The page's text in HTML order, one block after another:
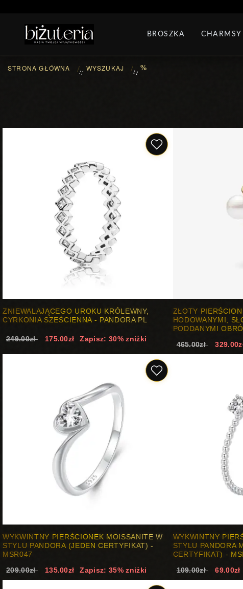
BROSZKA CHARMSY
STRONA GŁÓWNA ::WYSZUKAJ ::%
ZNIEWALAJĄCEGO UROKU KRÓLEWNY,
CYRKONIA SZEŚCIENNA - PANDORA PL
249.00zł 175.00zł Zapisz: 30% zniżki
ZŁOTY
HODOWANYMI,
PODDANYMI
465.00zł
WYKWINTNY PIERŚCIONEK MOISSANITE W
STYLU PANDORA (JEDEN CERTYFIKAT) -
MSR047
209.00zł 135.00zł Zapisz: 35% zniżki
WYKWINTNY
STYLU PANDORA
CERTYFIKAT) -
109.00zł 69.00zł